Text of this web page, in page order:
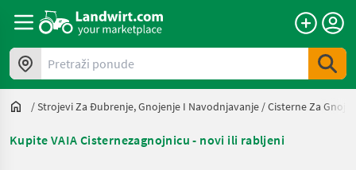
Pretraži ponude
/Strojevi Za Đubrenje, Gnojenje I Navodnjavanje /Cisterne Za
Kupite VAIA Cisternezagnojnicu - novi ili rabljeni